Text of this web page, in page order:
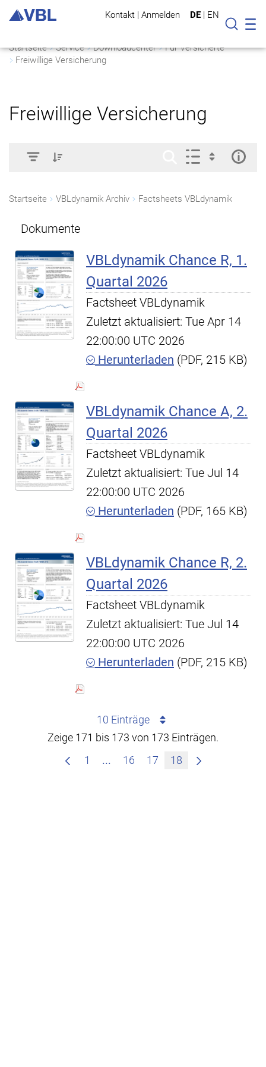
Kontakt | Anmelden DE | EN
Suche
Startseite Service Downloadcenter
Für Versicherte
Freiwillige Versicherung
Freiwillige Versicherung
Startseite VBLdynamik Archiv Factsheets VBLdynamik
Dokumente
VBLdynamik Chance R, 1.
Quartal 2026
Factsheet VBLdynamik
Zuletzt aktualisiert: Tue Apr 14
22:00:00 UTC 2026
Herunterladen (PDF, 215 KB)
VBLdynamik Chance A, 2.
Quartal 2026
Factsheet VBLdynamik
Zuletzt aktualisiert: Tue Jul 14
22:00:00 UTC 2026
Herunterladen (PDF, 165 KB)
VBLdynamik Chance R, 2.
Quartal 2026
Factsheet VBLdynamik
Zuletzt aktualisiert: Tue Jul 14
22:00:00 UTC 2026
Herunterladen (PDF, 215 KB)
10 Einträge
Zeige 171 bis 173 von 173 Einträgen.
1
... Zwischenseiten Navigieren mit
16 17 18